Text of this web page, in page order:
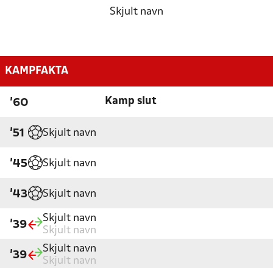
Skjult navn
KAMPFAKTA
'60 Kamp slut
'51 Skjult navn
'45 Skjult navn
'43 Skjult navn
'39
Skjult navn
Skjult navn
'39
Skjult navn
Skjult navn